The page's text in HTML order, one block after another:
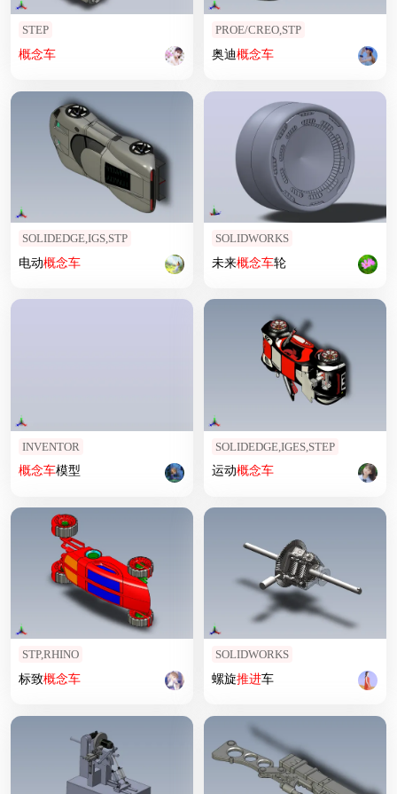
STEP
概念车
PROE/CREO,STP
奥迪概念车
SOLIDEDGE,IGS,STP
电动概念车
SOLIDWORKS
未来概念车轮
INVENTOR
概念车模型
SOLIDEDGE,IGES,STEP
运动概念车
STP,RHINO
标致概念车
SOLIDWORKS
螺旋推进车